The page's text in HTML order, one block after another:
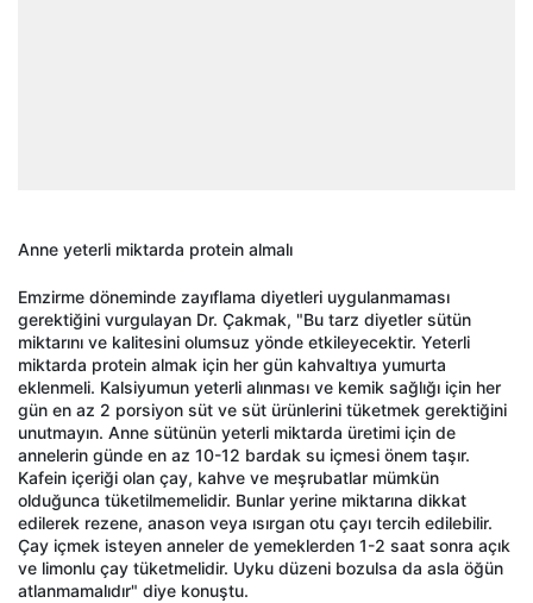
Anne yeterli miktarda protein almalı
Emzirme döneminde zayıflama diyetleri uygulanmaması
gerektiğini vurgulayan Dr. Çakmak, "Bu tarz diyetler sütün
miktarını ve kalitesini olumsuz yönde etkileyecektir. Yeterli
miktarda protein almak için her gün kahvaltıya yumurta
eklenmeli. Kalsiyumun yeterli alınması ve kemik sağlığı için her
gün en az 2 porsiyon süt ve süt ürünlerini tüketmek gerektiğini
unutmayın. Anne sütünün yeterli miktarda üretimi için de
annelerin günde en az 10-12 bardak su içmesi önem taşır.
Kafein içeriği olan çay, kahve ve meşrubatlar mümkün
olduğunca tüketilmemelidir. Bunlar yerine miktarına dikkat
edilerek rezene, anason veya ısırgan otu çayı tercih edilebilir.
Çay içmek isteyen anneler de yemeklerden 1-2 saat sonra açık
ve limonlu çay tüketmelidir. Uyku düzeni bozulsa da asla öğün
atlanmamalıdır" diye konuştu.